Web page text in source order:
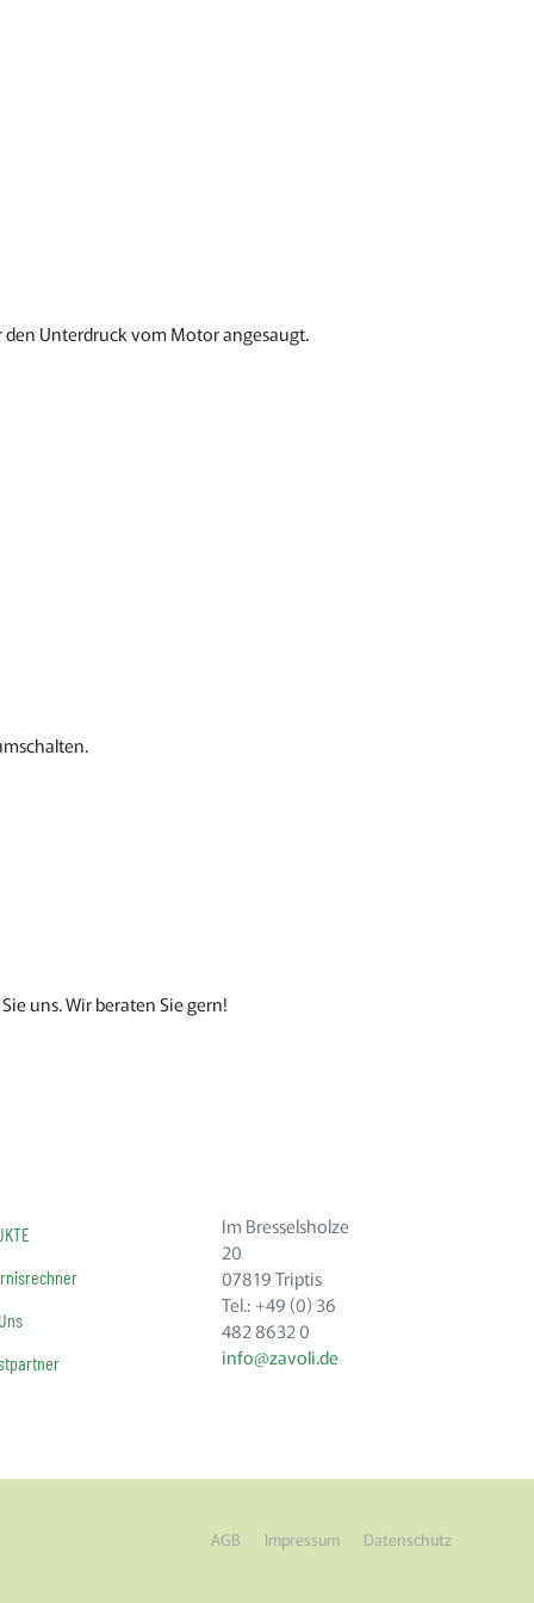
Unterdruck vom Motor angesaugt.
Sie uns. Wir beraten Sie gern!
Im Bresselsholze
20
07819 Triptis
Tel.: +49 (0) 36
482 8632 0
info@zavoli.de
AGB Impressum Datenschutz